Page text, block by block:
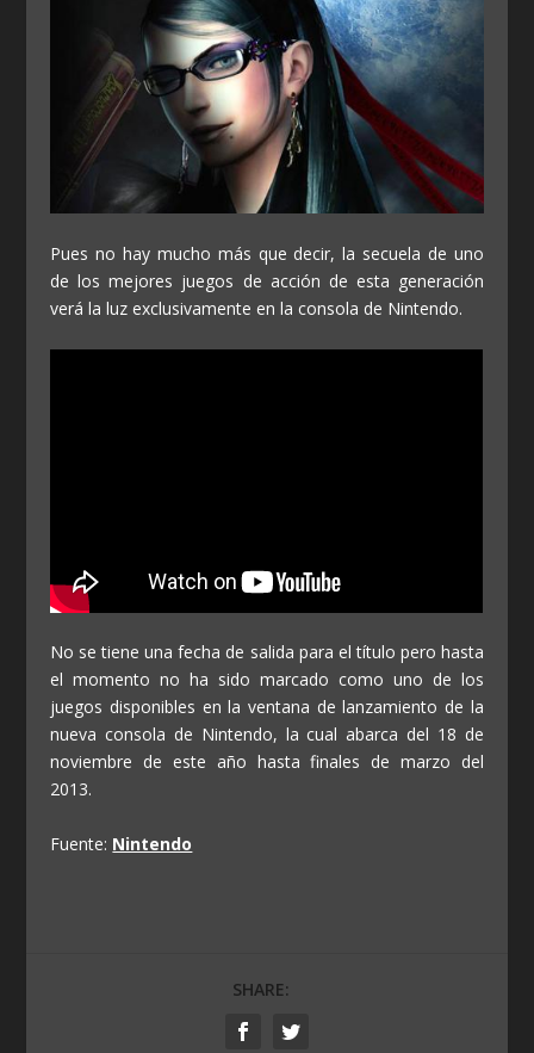
Pues no hay mucho más que decir, la secuela de uno
de los mejores juegos de acción de esta generación
verá la luz exclusivamente en la consola de Nintendo.
No se tiene una fecha de salida para el título pero hasta
el momento no ha sido marcado como uno de los
juegos disponibles en la ventana de lanzamiento de la
nueva consola de Nintendo, la cual abarca del 18 de
noviembre de este año hasta finales de marzo del
2013.
Fuente: Nintendo
SHARE: